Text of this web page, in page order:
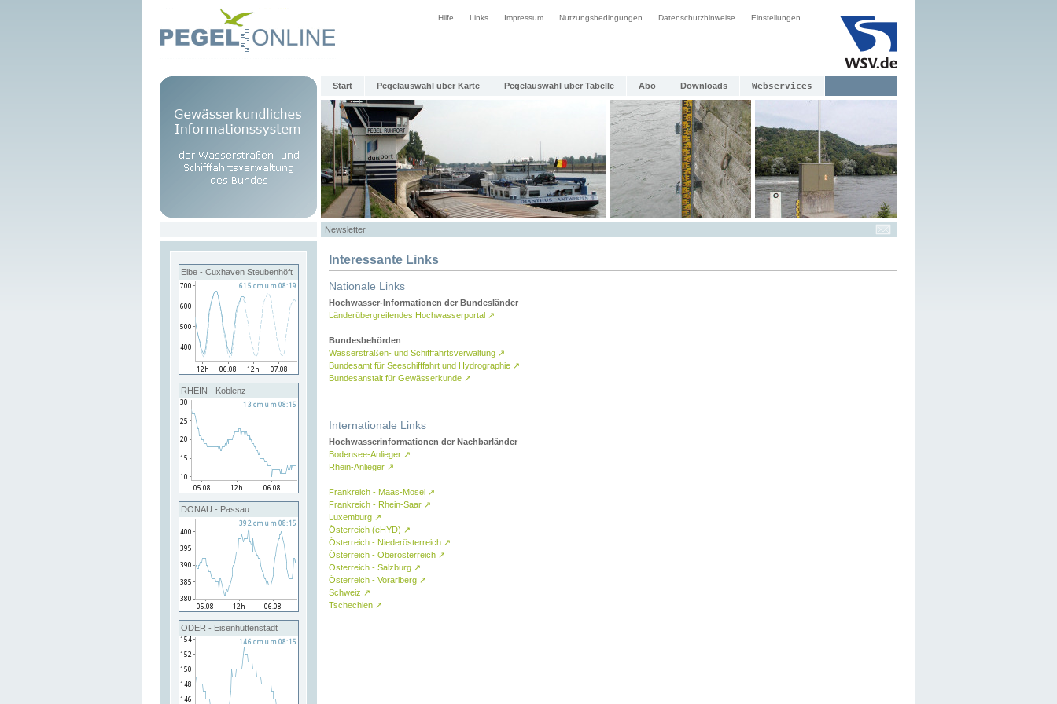
Hilfe Links Impressum Nutzungsbedingungen Datenschutzhinweise Einstellungen
Start Pegelauswahl über Karte Pegelauswahl über Tabelle Abo Downloads Webservices
Newsletter
Elbe - Cuxhaven Steubenhöft
RHEIN - Koblenz
DONAU - Passau
ODER - Eisenhüttenstadt
Interessante Links
Nationale Links
Hochwasser-Informationen der Bundesländer
Länderübergreifendes Hochwasserportal ↗
Bundesbehörden
Wasserstraßen- und Schifffahrtsverwaltung ↗
Bundesamt für Seeschifffahrt und Hydrographie ↗
Bundesanstalt für Gewässerkunde ↗
Internationale Links
Hochwasserinformationen der Nachbarländer
Bodensee-Anlieger ↗
Rhein-Anlieger ↗
Frankreich - Maas-Mosel ↗
Frankreich - Rhein-Saar ↗
Luxemburg ↗
Österreich (eHYD) ↗
Österreich - Niederösterreich ↗
Österreich - Oberösterreich ↗
Österreich - Salzburg ↗
Österreich - Vorarlberg ↗
Schweiz ↗
Tschechien ↗